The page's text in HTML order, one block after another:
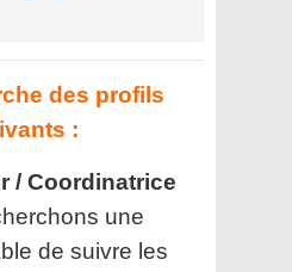
des profils
:
/ Coordinatrice
une
de suivre les